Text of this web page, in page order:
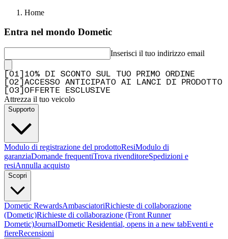
Home
Entra nel mondo Dometic
Inserisci il tuo indirizzo email
01
10% DI SCONTO SUL TUO PRIMO ORDINE
02
ACCESSO ANTICIPATO AI LANCI DI PRODOTTO
03 OFFERTE ESCLUSIVE
Attrezza il tuo veicolo
Supporto
Modulo di registrazione del prodottoResiModulo di
garanziaDomande frequentiTrova rivenditoreSpedizioni e
resiAnnulla acquisto
Scopri
Dometic RewardsAmbasciatoriRichieste di collaborazione
(Dometic)Richieste di collaborazione (Front Runner
Dometic)JournalDometic Residential, opens in a new tabEventi e
fiereRecensioni